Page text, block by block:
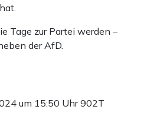
Tage zur Partei werden –
der AfD.
um 15:50 Uhr902T